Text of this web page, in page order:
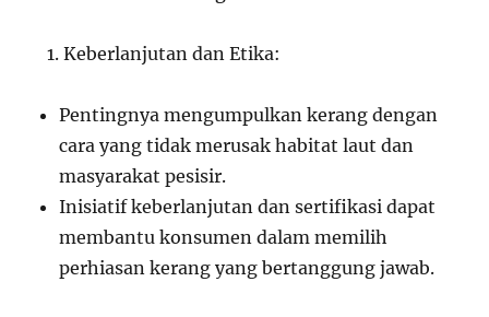
Keberlanjutan dan Etika:
Pentingnya mengumpulkan kerang dengan
cara yang tidak merusak habitat laut dan
masyarakat pesisir.
Inisiatif keberlanjutan dan sertifikasi dapat
membantu konsumen dalam memilih
perhiasan kerang yang bertanggung jawab.